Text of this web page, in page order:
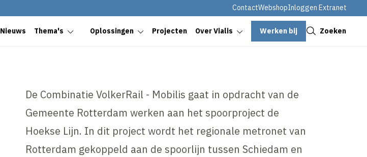
ContactWebshopInloggen Extranet
Nieuws Thema's Oplossingen Projecten Over Vialis Werken bij Zoeken
De Combinatie VolkerRail - Mobilis gaat in opdracht van de
Gemeente Rotterdam werken aan het spoorproject de
Hoekse Lijn. In dit project wordt het regionale metronet van
Rotterdam gekoppeld aan de spoorlijn tussen Schiedam en
Sluiten